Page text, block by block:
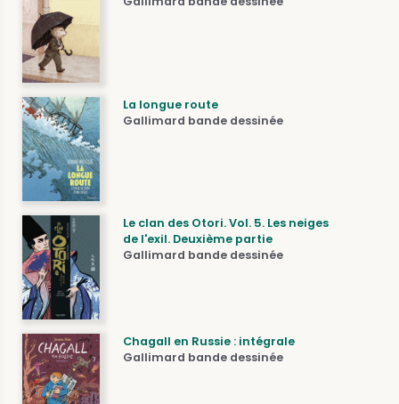
La longue route
Gallimard bande dessinée
Le clan des Otori. Vol. 5. Les neiges
de l'exil. Deuxième partie
Gallimard bande dessinée
Chagall en Russie : intégrale
Gallimard bande dessinée